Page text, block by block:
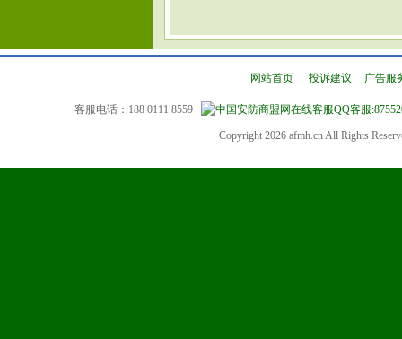
网站首页| 投诉建议 广告服
客服电话：188 0111 8559 QQ客服
Copyright 2026 afmh.cn All Rights